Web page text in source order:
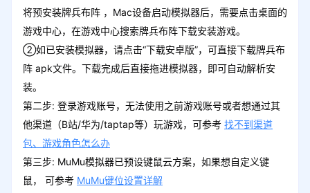
将预安装牌兵布阵 ，Mac设备启动模拟器后，需要点击桌面的
游戏中心，在游戏中心搜索牌兵布阵下载安装游戏。
②如已安装模拟器，请点击“下载安卓版”，可直接下载牌兵布
阵 apk文件。下载完成后直接拖进模拟器，即可自动解析安
装。
第二步: 登录游戏账号，无法使用之前游戏账号或者想通过其
他渠道（B站/华为/taptap等）玩游戏，可参考 找不到渠道
包、游戏角色怎么办
第三步: MuMu模拟器已预设键鼠云方案，如果想自定义键
鼠， 可参考 MuMu键位设置详解